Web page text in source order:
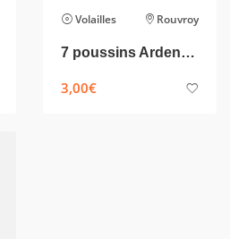
Volailles Rouvroy
7 poussins Ardennais
3,00€